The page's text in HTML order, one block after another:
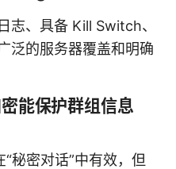
志、具备 Kill Switch、
泛的服务器覆盖和明确
能保护群组信息
秘密对话”中有效，但